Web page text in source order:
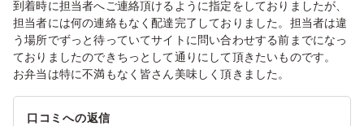
到着時に担当者へご連絡頂けるように指定をしておりましたが、
担当者には何の連絡もなく配達完了しておりました。担当者は違
う場所でずっと待っていてサイトに問い合わせする前までになっ
ておりましたのできちっとして通りにして頂きたいものです。
お弁当は特に不満もなく皆さん美味しく頂きました。
口コミへの返信